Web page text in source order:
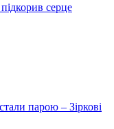
серце
парою – Зіркові